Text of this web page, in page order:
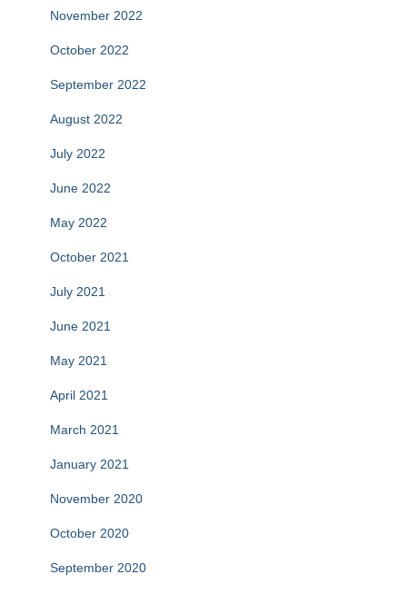
November 2022
October 2022
September 2022
August 2022
July 2022
June 2022
May 2022
October 2021
July 2021
June 2021
May 2021
April 2021
March 2021
January 2021
November 2020
October 2020
September 2020